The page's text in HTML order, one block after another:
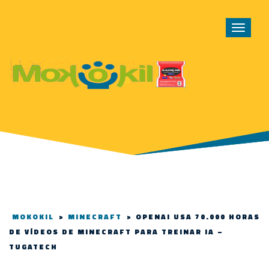
Toggle
MOKOKIL > MINECRAFT > OPENAI USA 70.000 HORAS
DE VÍDEOS DE MINECRAFT PARA TREINAR IA –
TUGATECH